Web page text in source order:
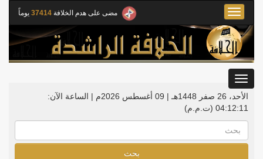
مضى على هدم الخلافة 37414 يوماً
Toggle
navigation
الأحد، 26 صفر 1448هـ | 09 أغسطس 2026م |
الساعة الآن:
04:12:11 (ت.م.م)
بحث